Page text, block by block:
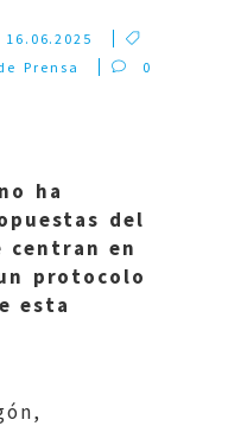
16.06.2025
Prensa
0
ha
del
centran en
protocolo
esta